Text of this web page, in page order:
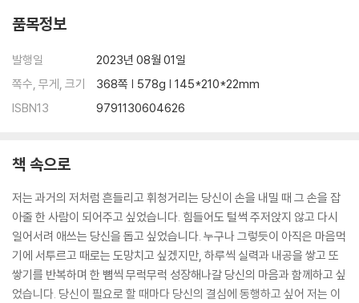
04 공부는 나를 영혼이 강한 사람으로 단련시킨다
_모든 과목에는 다 배울 만한 이유가 있다
_나는 강하고 단단한 사람이다
_마음을 다지기 좋은 날
05 고생 좀 하기로 마음먹는 순간, 모든 것이 달라진다
_잘하기 전까지는 좀처럼 재미가 없는 법이다
_넘기 힘든 산과 넘지 못할 산은 다르다
_참 좋은 순간을 누려라
Beyond Story 망매지갈(望梅止渴) 이야기
PART 3
품목정보
발행일
2023년 08월 01일
쪽수, 무게, 크기
368쪽 | 578g | 145*210*22mm
ISBN13
9791130604626
책 속으로
저는 과거의 저처럼 흔들리고 휘청거리는 당신이 손을 내밀 때 그 손을 잡
아줄 한 사람이 되어주고 싶었습니다. 힘들어도 털썩 주저앉지 않고 다시
일어서려 애쓰는 당신을 돕고 싶었습니다. 누구나 그렇듯이 아직은 마음먹
기에 서투르고 때로는 도망치고 싶겠지만, 하루씩 실력과 내공을 쌓고 또
쌓기를 반복하며 한 뼘씩 무럭무럭 성장해나갈 당신의 마음과 함께하고 싶
었습니다. 당신이 필요로 할 때마다 당신의 결심에 동행하고 싶어 저는 이